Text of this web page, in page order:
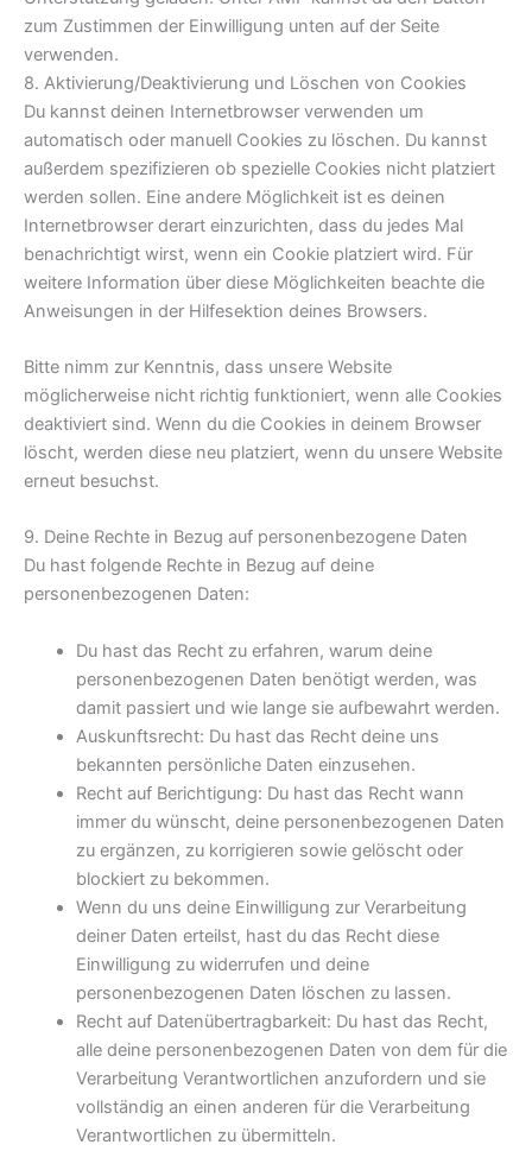
zum Zustimmen der Einwilligung unten auf der Seite
verwenden.
8. Aktivierung/Deaktivierung und Löschen von Cookies
Du kannst deinen Internetbrowser verwenden um
automatisch oder manuell Cookies zu löschen. Du kannst
außerdem spezifizieren ob spezielle Cookies nicht platziert
werden sollen. Eine andere Möglichkeit ist es deinen
Internetbrowser derart einzurichten, dass du jedes Mal
benachrichtigt wirst, wenn ein Cookie platziert wird. Für
weitere Information über diese Möglichkeiten beachte die
Anweisungen in der Hilfesektion deines Browsers.
Bitte nimm zur Kenntnis, dass unsere Website
möglicherweise nicht richtig funktioniert, wenn alle Cookies
deaktiviert sind. Wenn du die Cookies in deinem Browser
löscht, werden diese neu platziert, wenn du unsere Website
erneut besuchst.
9. Deine Rechte in Bezug auf personenbezogene Daten
Du hast folgende Rechte in Bezug auf deine
personenbezogenen Daten:
Du hast das Recht zu erfahren, warum deine
personenbezogenen Daten benötigt werden, was
damit passiert und wie lange sie aufbewahrt werden.
Auskunftsrecht: Du hast das Recht deine uns
bekannten persönliche Daten einzusehen.
Recht auf Berichtigung: Du hast das Recht wann
immer du wünscht, deine personenbezogenen Daten
zu ergänzen, zu korrigieren sowie gelöscht oder
blockiert zu bekommen.
Wenn du uns deine Einwilligung zur Verarbeitung
deiner Daten erteilst, hast du das Recht diese
Einwilligung zu widerrufen und deine
personenbezogenen Daten löschen zu lassen.
Recht auf Datenübertragbarkeit: Du hast das Recht,
alle deine personenbezogenen Daten von dem für die
Verarbeitung Verantwortlichen anzufordern und sie
vollständig an einen anderen für die Verarbeitung
Verantwortlichen zu übermitteln.